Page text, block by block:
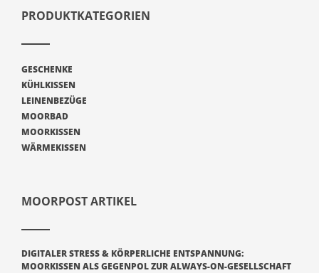
PRODUKTKATEGORIEN
GESCHENKE
KÜHLKISSEN
LEINENBEZÜGE
MOORBAD
MOORKISSEN
WÄRMEKISSEN
MOORPOST ARTIKEL
DIGITALER STRESS & KÖRPERLICHE ENTSPANNUNG:
MOORKISSEN ALS GEGENPOL ZUR ALWAYS-ON-GESELLSCHAFT